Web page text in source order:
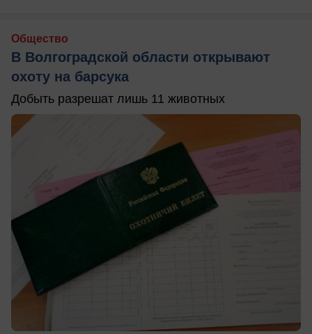
Общество
В Волгоградской области открывают
охоту на барсука
Добыть разрешат лишь 11 животных